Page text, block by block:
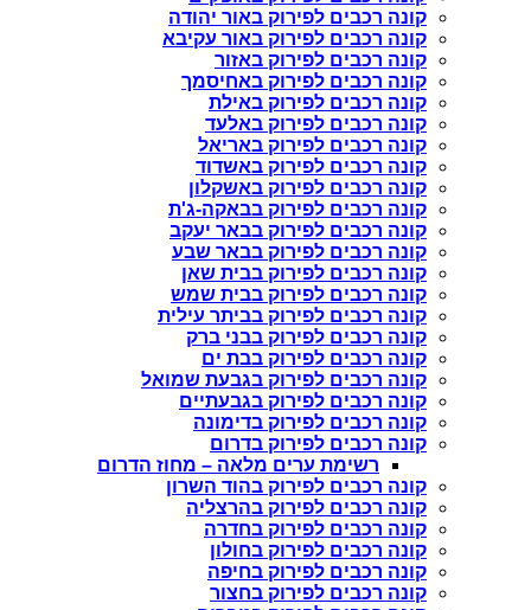
קונה רכבים לפירוק באור יהודה
קונה רכבים לפירוק באור עקיבא
קונה רכבים לפירוק באזור
קונה רכבים לפירוק באחיסמך
קונה רכבים לפירוק באילת
קונה רכבים לפירוק באלעד
קונה רכבים לפירוק באריאל
קונה רכבים לפירוק באשדוד
קונה רכבים לפירוק באשקלון
קונה רכבים לפירוק בבאקה-ג'ת
קונה רכבים לפירוק בבאר יעקב
קונה רכבים לפירוק בבאר שבע
קונה רכבים לפירוק בבית שאן
קונה רכבים לפירוק בבית שמש
קונה רכבים לפירוק בביתר עילית
קונה רכבים לפירוק בבני ברק
קונה רכבים לפירוק בבת ים
קונה רכבים לפירוק בגבעת שמואל
קונה רכבים לפירוק בגבעתיים
קונה רכבים לפירוק בדימונה
קונה רכבים לפירוק בדרום
רשימת ערים מלאה – מחוז הדרום
קונה רכבים לפירוק בהוד השרון
קונה רכבים לפירוק בהרצליה
קונה רכבים לפירוק בחדרה
קונה רכבים לפירוק בחולון
קונה רכבים לפירוק בחיפה
קונה רכבים לפירוק בחצור